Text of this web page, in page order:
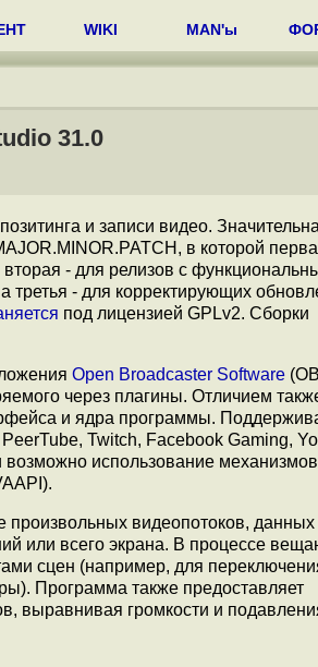
WIKI MAN'ы
31.0
и записи видео.
в которой
- для релизов с
- для корректирующих
под лицензией GPLv2. Сборки
Open Broadcaster Software
через плагины. Отличием
и ядра программы.
Twitch, Facebook Gaming,
возможно использование механизмов
произвольных видеопотоков,
или всего экрана. В процессе
сцен (например, для
Программа также предоставляет
выравнивая громкости и